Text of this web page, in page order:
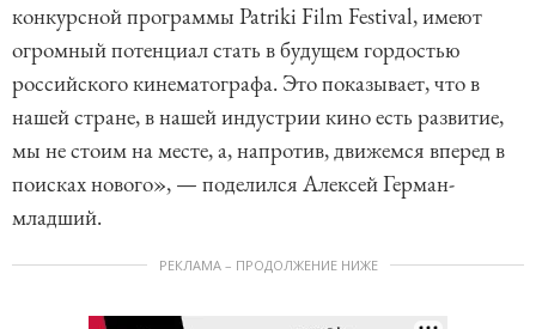
конкурсной программы Patriki Film Festival, имеют
огромный потенциал стать в будущем гордостью
российского кинематографа. Это показывает, что в
нашей стране, в нашей индустрии кино есть развитие,
мы не стоим на месте, а, напротив, движемся вперед в
поисках нового», — поделился Алексей Герман-
младший.
РЕКЛАМА – ПРОДОЛЖЕНИЕ НИЖЕ